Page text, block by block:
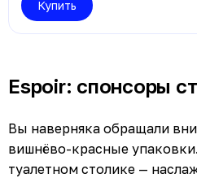
Купить
Espoir: спонсоры
Вы наверняка обращали
вишнёво-красные
туалетном столике —